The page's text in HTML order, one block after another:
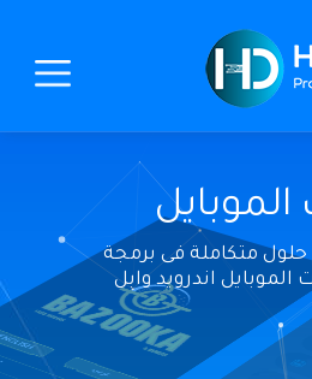
حلول متكاملة فى برمجة
اندرويد وابل